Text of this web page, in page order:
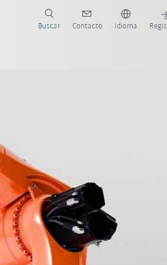
Buscar Contacto Idioma